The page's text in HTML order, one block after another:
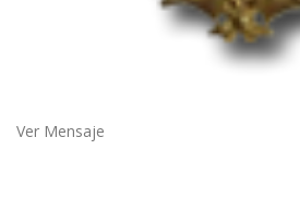
Ver Mensaje